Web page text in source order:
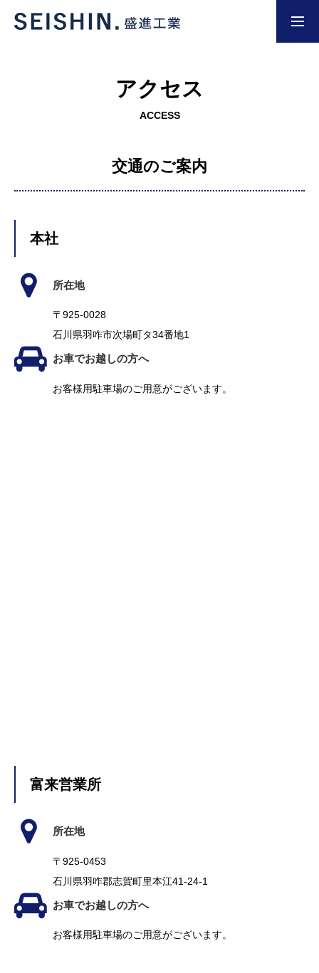
施工事例
当社の特長
業務案内
アクセス
ACCESS
交通のご案内
本社
所在地
〒925-0028
石川県羽咋市次場町タ34番地1
お車でお越しの方へ
お客様用駐車場のご用意がございます。
富来営業所
所在地
〒925-0453
石川県羽咋郡志賀町里本江41-24-1
お車でお越しの方へ
お客様用駐車場のご用意がございます。